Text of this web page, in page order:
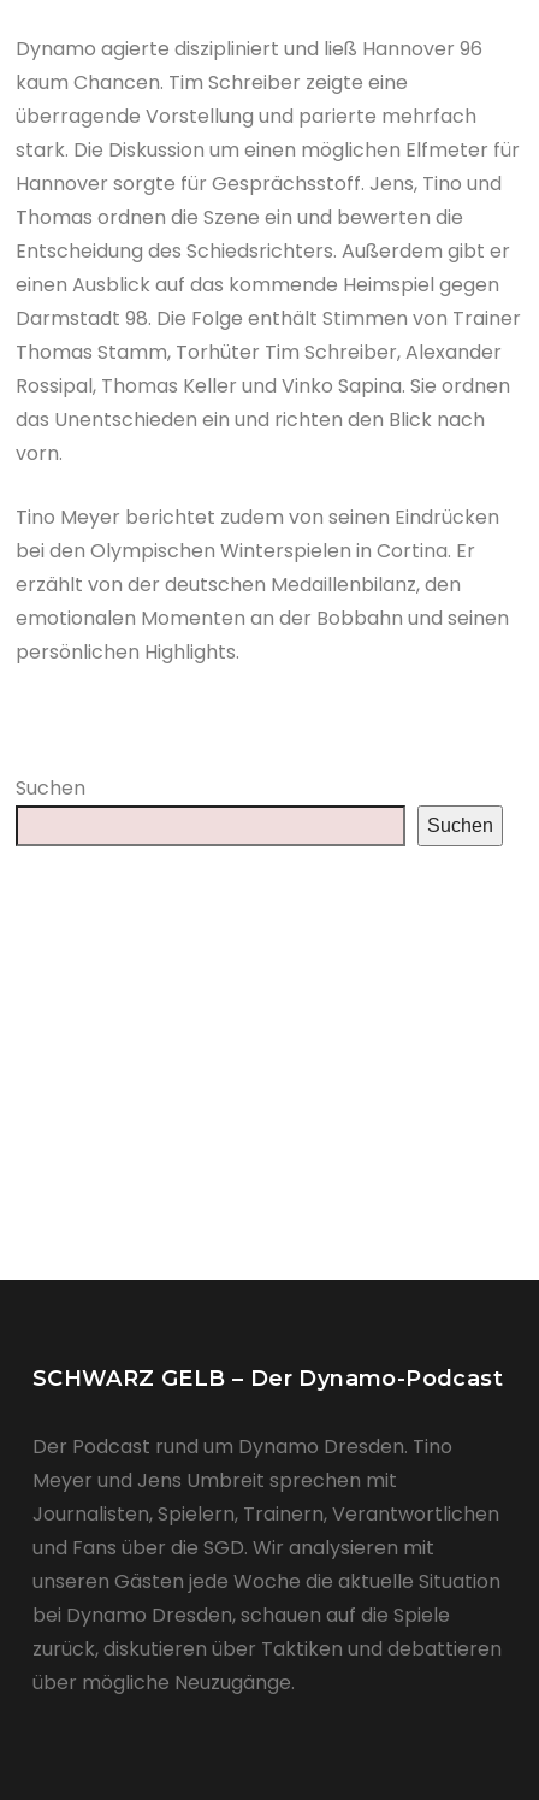
Dynamo agierte diszipliniert und ließ Hannover 96
kaum Chancen. Tim Schreiber zeigte eine
überragende Vorstellung und parierte mehrfach
stark. Die Diskussion um einen möglichen Elfmeter für
Hannover sorgte für Gesprächsstoff. Jens, Tino und
Thomas ordnen die Szene ein und bewerten die
Entscheidung des Schiedsrichters. Außerdem gibt er
einen Ausblick auf das kommende Heimspiel gegen
Darmstadt 98. Die Folge enthält Stimmen von Trainer
Thomas Stamm, Torhüter Tim Schreiber, Alexander
Rossipal, Thomas Keller und Vinko Sapina. Sie ordnen
das Unentschieden ein und richten den Blick nach
vorn.
Tino Meyer berichtet zudem von seinen Eindrücken
bei den Olympischen Winterspielen in Cortina. Er
erzählt von der deutschen Medaillenbilanz, den
emotionalen Momenten an der Bobbahn und seinen
persönlichen Highlights.
Suchen
Suchen
SCHWARZ GELB – Der Dynamo-Podcast
Der Podcast rund um Dynamo Dresden. Tino
Meyer und Jens Umbreit sprechen mit
Journalisten, Spielern, Trainern, Verantwortlichen
und Fans über die SGD. Wir analysieren mit
unseren Gästen jede Woche die aktuelle Situation
bei Dynamo Dresden, schauen auf die Spiele
zurück, diskutieren über Taktiken und debattieren
über mögliche Neuzugänge.